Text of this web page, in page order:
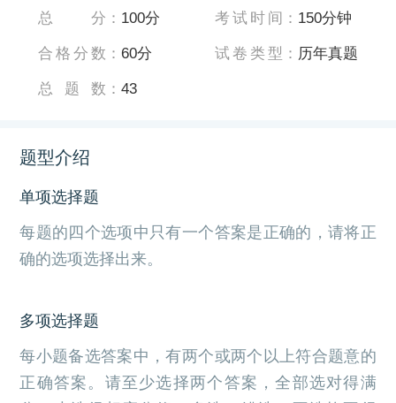
总分 ： 100分
合格分数 ：60分
总题数 ：43
考试时间 ： 150分钟
试卷类型 ： 历年真题
题型介绍
单项选择题
每题的四个选项中只有一个答案是正确的，请将正
确的选项选择出来。
多项选择题
每小题备选答案中，有两个或两个以上符合题意的
正确答案。请至少选择两个答案，全部选对得满